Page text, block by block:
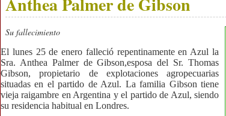
Su fallecimiento
El lunes 25 de enero falleció repentinamente en Azul la
Sra. Anthea Palmer de Gibson,esposa del Sr. Thomas
Gibson, propietario de explotaciones agropecuarias
situadas en el partido de Azul. La familia Gibson tiene
vieja raigambre en Argentina y el partido de Azul, siendo
su residencia habitual en Londres.